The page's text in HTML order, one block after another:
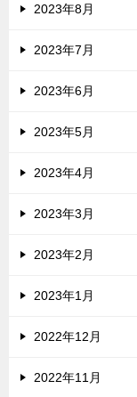
2023年8月
2023年7月
2023年6月
2023年5月
2023年4月
2023年3月
2023年2月
2023年1月
2022年12月
2022年11月